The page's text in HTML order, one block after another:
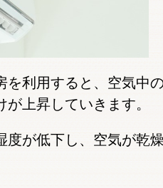
を利用すると、空気中
上昇していきます。
度が低下し、空気が乾